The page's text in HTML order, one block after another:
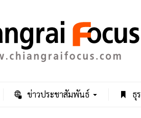
ข่าวประชาสัมพันธ์ ธุ